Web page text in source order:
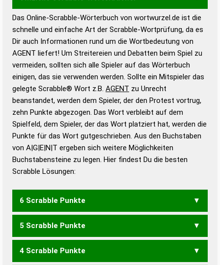
Wortwurzel liefert mit Hilfe eines semantischen
Wortanalyse-Algorithmus gute Anhaltspunkte zu
Wortbedeutung, Worttrennung und Wortform, um die
Gültigkeit eines Wortes für das Scrabble-Spiel zu
bestimmen!
zugelassene Turnier Scrabble-
Wörterbücher sind:
Duden – Standardwerk in 12 Bänden
Duden – Richtiges und gutes
Deutsch
Duden – Die deutsche Grammatik
Duden – Deutsches
Das Online-Scrabble-Wörterbuch von wortwurzel.de ist die
schnelle und einfache Art der Scrabble-Wortprüfung, da es
Dir auch Informationen rund um die Wortbedeutung von
AGENT liefert! Um Streitereien und Debatten beim Spiel zu
vermeiden, sollten sich alle Spieler auf das Wörterbuch
einigen, das sie verwenden werden. Sollte ein Mitspieler das
gelegte Scrabble® Wort z.B. AGENT zu Unrecht
beanstandet, werden dem Spieler, der den Protest vortrug,
zehn Punkte abgezogen. Das Wort verbleibt auf dem
Spielfeld, dem Spieler, der das Wort platziert hat, werden die
Punkte für das Wort gutgeschrieben. Aus den Buchstaben
von A|G|E|N|T ergeben sich weitere Möglichkeiten
Buchstabensteine zu legen. Hier findest Du die besten
Scrabble Lösungen:
6 Scrabble Punkte
GETAN NAGET NAGTE
5 Scrabble Punkte
ENGT GANT GATE NAGE
4 Scrabble Punkte